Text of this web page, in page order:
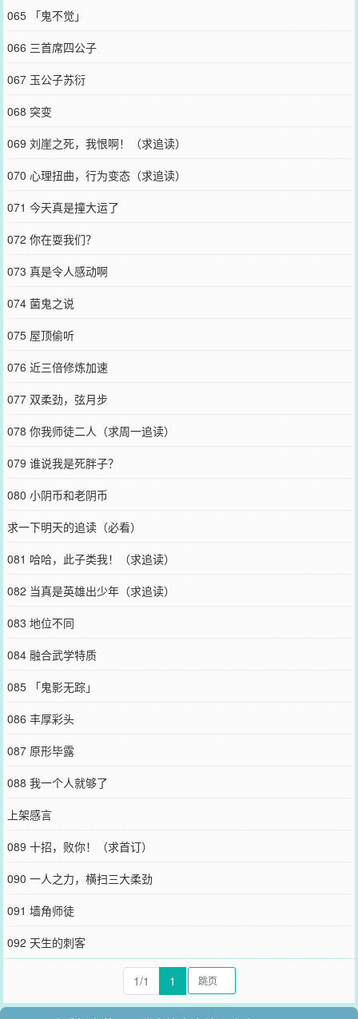
065 「鬼不觉」
066 三首席四公子
067 玉公子苏衍
068 突变
069 刘崖之死，我恨啊！（求追读）
070 心理扭曲，行为变态（求追读）
071 今天真是撞大运了
072 你在耍我们？
073 真是令人感动啊
074 菌鬼之说
075 屋顶偷听
076 近三倍修炼加速
077 双柔劲，弦月步
078 你我师徒二人（求周一追读）
079 谁说我是死胖子？
080 小阴币和老阴币
求一下明天的追读（必看）
081 哈哈，此子类我！（求追读）
082 当真是英雄出少年（求追读）
083 地位不同
084 融合武学特质
085 「鬼影无踪」
086 丰厚彩头
087 原形毕露
088 我一个人就够了
上架感言
089 十招，败你！（求首订）
090 一人之力，横扫三大柔劲
091 墙角师徒
092 天生的刺客
1/1 1